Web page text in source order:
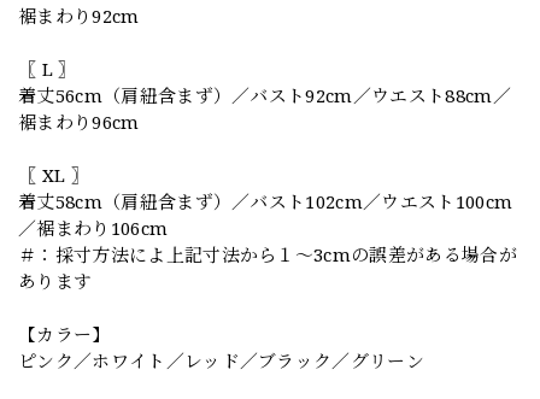
裾まわり92cm
〖 L 〗
着丈56cm（肩紐含まず）／バスト92cm／ウエスト88cm／
裾まわり96cm
〖 XL 〗
着丈58cm（肩紐含まず）／バスト102cm／ウエスト100cm
／裾まわり106cm
＃：採寸方法によ上記寸法から１～3cmの誤差がある場合が
あります
【カラー】
ピンク／ホワイト／レッド／ブラック／グリーン